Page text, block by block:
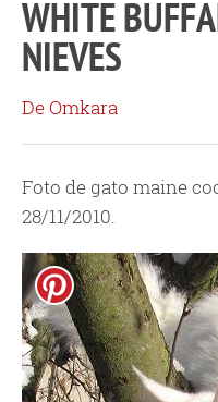
WHITE
NIEVES
De Omkara
Foto de gato maine
28/11/2010.